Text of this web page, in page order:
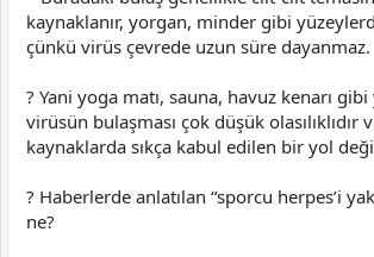
kaynaklanır, yorgan, minder gibi
çünkü virüs çevrede uzun süre dayanmaz.
? Yani yoga matı, sauna, havuz kenarı
virüsün bulaşması çok düşük olasılıklıdır
kaynaklarda sıkça kabul edilen bir yol
? Haberlerde anlatılan “sporcu herpes’i
ne?